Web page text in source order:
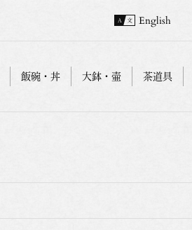
English
飯碗・丼 大鉢・壷 茶道具